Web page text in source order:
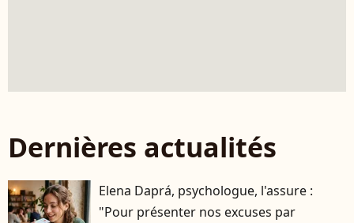
Dernières actualités
Elena Daprá, psychologue, l'assure :
"Pour présenter nos excuses par